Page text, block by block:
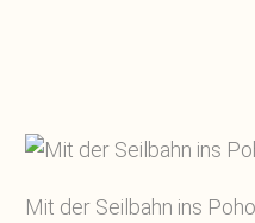
Mit der Seilbahn ins